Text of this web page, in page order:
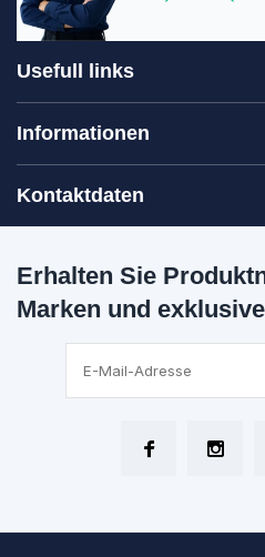
Usefull links
Informationen
Kontaktdaten
Erhalten Sie
Marken und